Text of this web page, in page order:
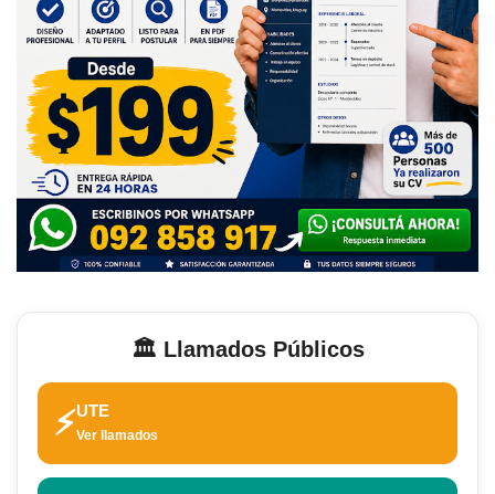
🏛️ Llamados Públicos
⚡UTE
Ver llamados